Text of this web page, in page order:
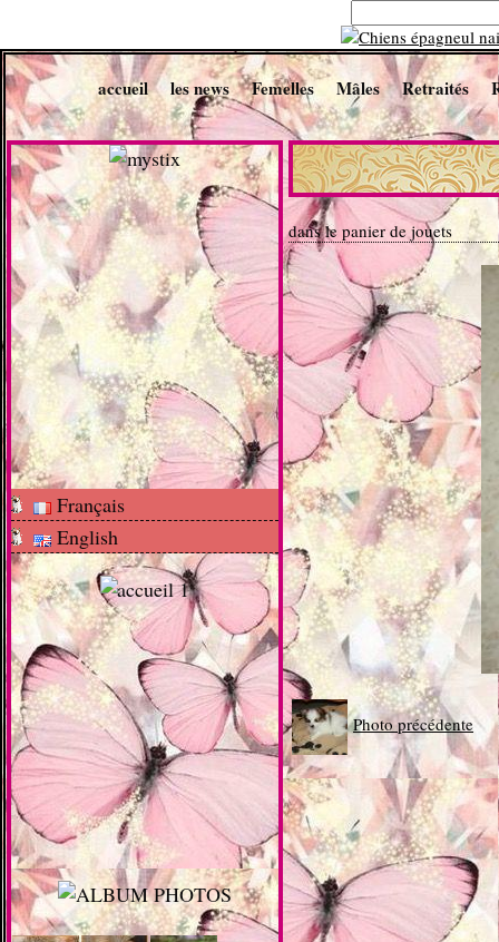
accueil les news Femelles Mâles Retraités
Français
English
dans le panier de jouets
Photo précédente